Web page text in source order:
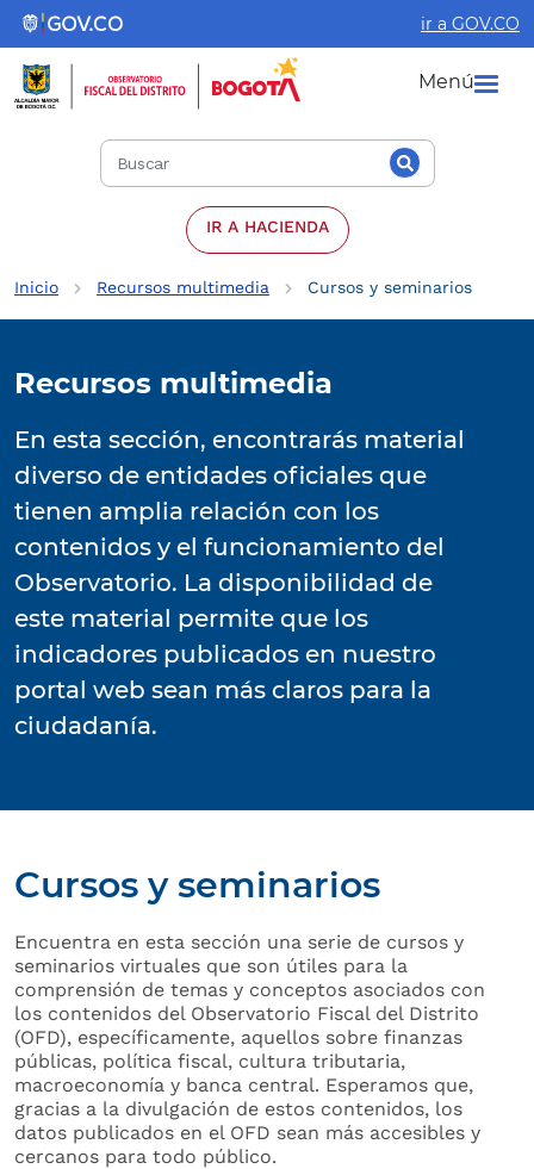
Pasar al contenido principal
Logo con enlace ir a GOV.CO
Menú
Logo con enlace
IR A HACIENDA
Ruta de navegación
Inicio Recursos multimedia Cursos y seminarios
Recursos multimedia
En esta sección, encontrarás material
diverso de entidades oficiales que
tienen amplia relación con los
contenidos y el funcionamiento del
Observatorio. La disponibilidad de
este material permite que los
indicadores publicados en nuestro
portal web sean más claros para la
ciudadanía.
Cursos y seminarios
Encuentra en esta sección una serie de cursos y
seminarios virtuales que son útiles para la
comprensión de temas y conceptos asociados con
los contenidos del Observatorio Fiscal del Distrito
(OFD), específicamente, aquellos sobre finanzas
públicas, política fiscal, cultura tributaria,
macroeconomía y banca central. Esperamos que,
gracias a la divulgación de estos contenidos, los
datos publicados en el OFD sean más accesibles y
cercanos para todo público.